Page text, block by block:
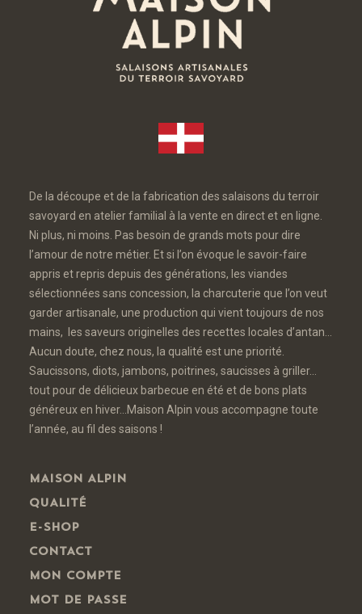
De la découpe et de la fabrication des salaisons du terroir
savoyard en atelier familial à la vente en direct et en ligne.
Ni plus, ni moins. Pas besoin de grands mots pour dire
l’amour de notre métier. Et si l’on évoque le savoir-faire
appris et repris depuis des générations, les viandes
sélectionnées sans concession, la charcuterie que l’on veut
garder artisanale, une production qui vient toujours de nos
mains, les saveurs originelles des recettes locales d’antan…
Aucun doute, chez nous, la qualité est une priorité.
Saucissons, diots, jambons, poitrines, saucisses à griller…
tout pour de délicieux barbecue en été et de bons plats
généreux en hiver…Maison Alpin vous accompagne toute
l’année, au fil des saisons !
MAISON ALPIN
QUALITÉ
E-SHOP
CONTACT
MON COMPTE
MOT DE PASSE